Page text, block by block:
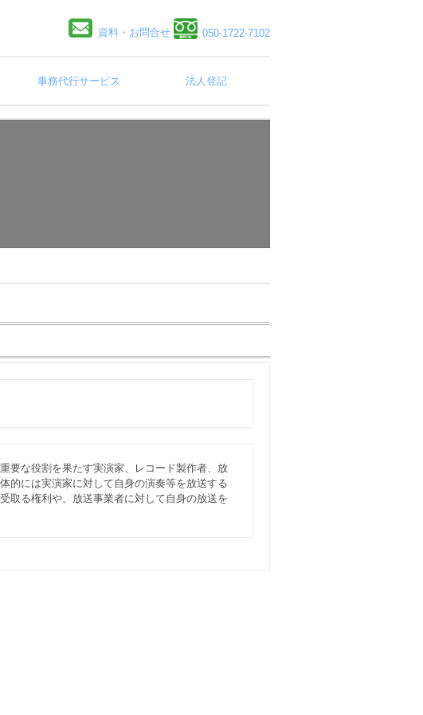
資料・お問合せ 050-1722-7102
事務代行サービス 法人登記
要な役割を果たす実演家、レコード製作者、放
的には実演家に対して自身の演奏等を放送する
取る権利や、放送事業者に対して自身の放送を